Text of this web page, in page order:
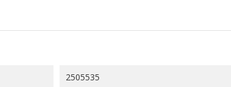
2505535